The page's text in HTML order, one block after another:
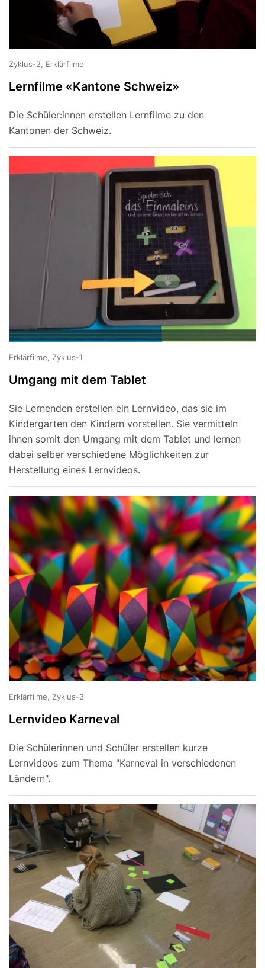
Zyklus-2, Erklärfilme
Lernfilme «Kantone Schweiz»
Die Schüler:innen erstellen Lernfilme zu den
Kantonen der Schweiz.
Erklärfilme, Zyklus-1
Umgang mit dem Tablet
Sie Lernenden erstellen ein Lernvideo, das sie im
Kindergarten den Kindern vorstellen. Sie vermitteln
ihnen somit den Umgang mit dem Tablet und lernen
dabei selber verschiedene Möglichkeiten zur
Herstellung eines Lernvideos.
Erklärfilme, Zyklus-3
Lernvideo Karneval
Die Schülerinnen und Schüler erstellen kurze
Lernvideos zum Thema "Karneval in verschiedenen
Ländern".